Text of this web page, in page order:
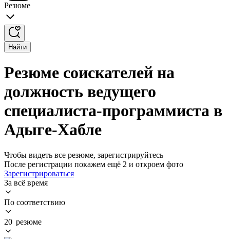
Резюме
Найти
Резюме соискателей на
должность ведущего
специалиста-программиста в
Адыге-Хабле
Чтобы видеть все резюме, зарегистрируйтесь
После регистрации покажем ещё 2 и откроем фото
Зарегистрироваться
За всё время
По соответствию
20 резюме